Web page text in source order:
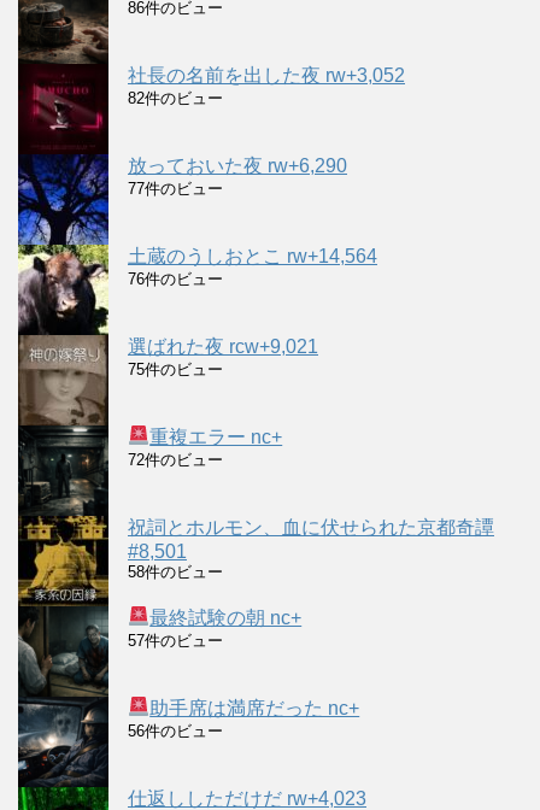
86件のビュー
社長の名前を出した夜 rw+3,052
82件のビュー
放っておいた夜 rw+6,290
77件のビュー
土蔵のうしおとこ rw+14,564
76件のビュー
選ばれた夜 rcw+9,021
75件のビュー
重複エラー nc+
72件のビュー
祝詞とホルモン、血に伏せられた京都奇譚
#8,501
58件のビュー
最終試験の朝 nc+
57件のビュー
助手席は満席だった nc+
56件のビュー
仕返ししただけだ rw+4,023